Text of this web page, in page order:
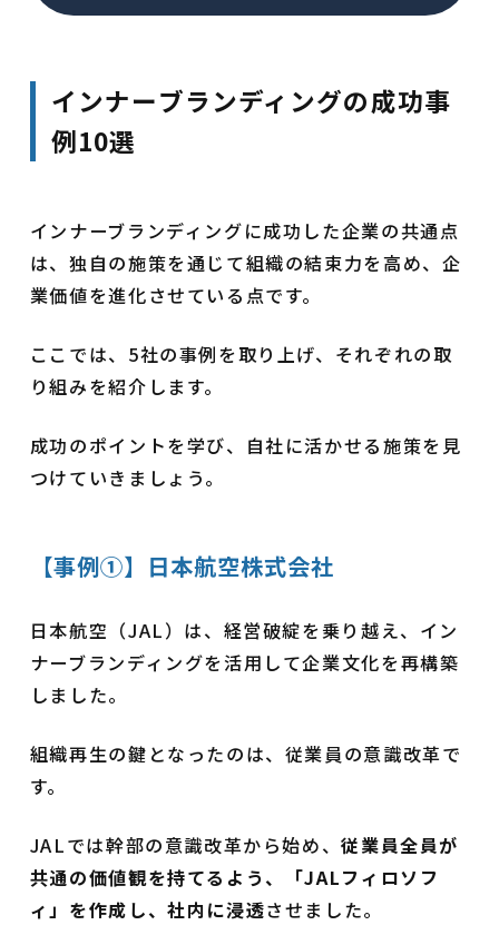
インナーブランディングの成功事
例10選
インナーブランディングに成功した企業の共通点
は、独自の施策を通じて組織の結束力を高め、企
業価値を進化させている点です。
ここでは、5社の事例を取り上げ、それぞれの取
り組みを紹介します。
成功のポイントを学び、自社に活かせる施策を見
つけていきましょう。
【事例①】日本航空株式会社
日本航空（JAL）は、経営破綻を乗り越え、イン
ナーブランディングを活用して企業文化を再構築
しました。
組織再生の鍵となったのは、従業員の意識改革で
す。
JALでは幹部の意識改革から始め、従業員全員が
共通の価値観を持てるよう、「JALフィロソフ
ィ」を作成し、社内に浸透させました。